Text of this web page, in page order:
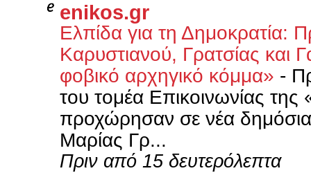
enikos.gr
Ελπίδα για τη Δημοκρατία:
Καρυστιανού, Γρατσίας και
φοβικό αρχηγικό κόμμα» -
του τομέα Επικοινωνίας
προχώρησαν σε νέα
Μαρίας Γρ...
Πριν από 15 δευτερόλεπτα